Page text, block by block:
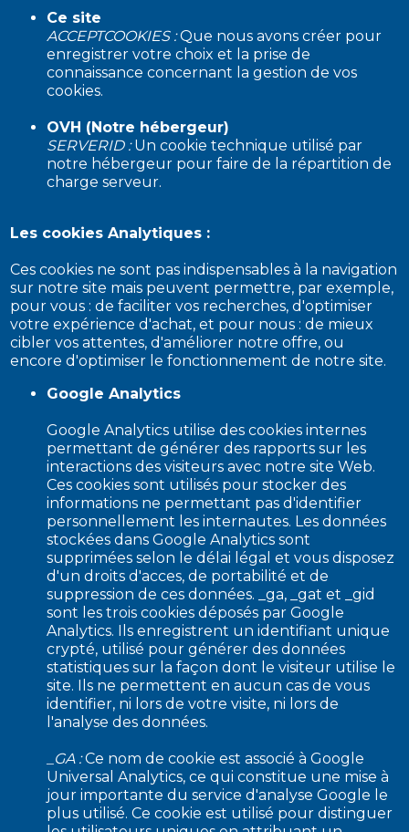
Ce site
ACCEPTCOOKIES :Que nous avons créer pour
enregistrer votre choix et la prise de
connaissance concernant la gestion de vos
cookies.
OVH (Notre hébergeur)
SERVERID :Un cookie technique utilisé par
notre hébergeur pour faire de la répartition de
charge serveur.
Les cookies Analytiques :
Ces cookies ne sont pas indispensables à la navigation
sur notre site mais peuvent permettre, par exemple,
pour vous : de faciliter vos recherches, d'optimiser
votre expérience d'achat, et pour nous : de mieux
cibler vos attentes, d'améliorer notre offre, ou
encore d'optimiser le fonctionnement de notre site.
Google Analytics
Google Analytics utilise des cookies internes
permettant de générer des rapports sur les
interactions des visiteurs avec notre site Web.
Ces cookies sont utilisés pour stocker des
informations ne permettant pas d'identifier
personnellement les internautes. Les données
stockées dans Google Analytics sont
supprimées selon le délai légal et vous disposez
d'un droits d'acces, de portabilité et de
suppression de ces données. _ga, _gat et _gid
sont les trois cookies déposés par Google
Analytics. Ils enregistrent un identifiant unique
crypté, utilisé pour générer des données
statistiques sur la façon dont le visiteur utilise le
site. Ils ne permettent en aucun cas de vous
identifier, ni lors de votre visite, ni lors de
l'analyse des données.
_GA :Ce nom de cookie est associé à Google
Universal Analytics, ce qui constitue une mise à
jour importante du service d'analyse Google le
plus utilisé. Ce cookie est utilisé pour distinguer